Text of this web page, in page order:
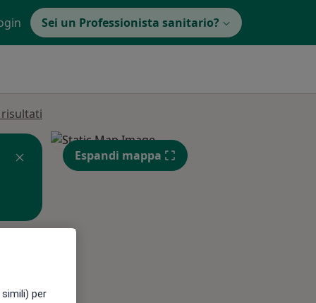
Sei un Professionista sanitario?
Espandi mappa
per